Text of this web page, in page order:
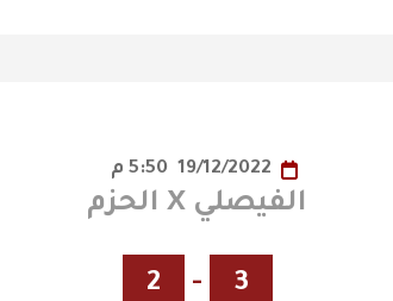
5:50 م
الفيصلي X الحزم
3
-
2